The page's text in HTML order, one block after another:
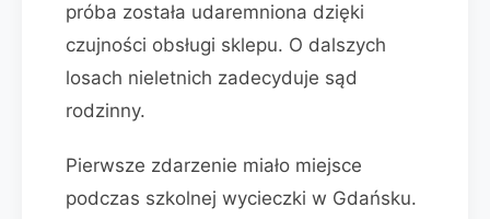
próba została udaremniona dzięki
czujności obsługi sklepu. O dalszych
losach nieletnich zadecyduje sąd
rodzinny.
Pierwsze zdarzenie miało miejsce
podczas szkolnej wycieczki w Gdańsku.